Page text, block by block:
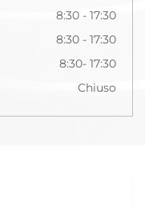
8:30 - 17:30
8:30 - 17:30
8:30- 17:30
Chiuso